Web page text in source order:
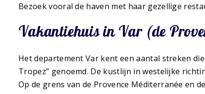
Bezoek vooral de haven met haar gezellige
Vakantiehuis in Var (de
Het departement Var kent een aantal streken
Tropez” genoemd. De kustlijn in westelijke
Op de grens van de Provence Méditerranée en